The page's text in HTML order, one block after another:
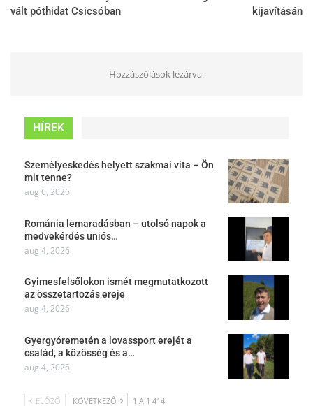
vált póthidat Csicsóban
kijavításán
Hozzászólások lezárva.
HÍREK
Személyeskedés helyett szakmai vita – Ön
mit tenne?
aug 6, 2026
Románia lemaradásban – utolsó napok a
medvekérdés uniós…
aug 4, 2026
Gyimesfelsőlokon ismét megmutatkozott
az összetartozás ereje
aug 4, 2026
Gyergyóremetén a lovassport erejét a
család, a közösség és a…
aug 4, 2026
ELŐZŐ KÖVETKEZŐ 1 A 1 414